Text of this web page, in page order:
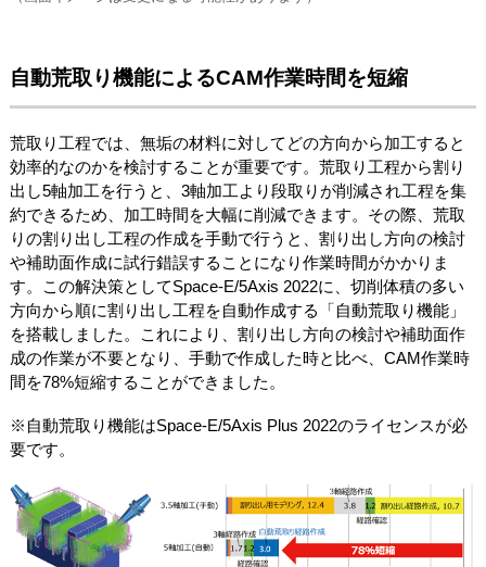
自動荒取り機能によるCAM作業時間を短縮
荒取り工程では、無垢の材料に対してどの方向から加工すると
効率的なのかを検討することが重要です。荒取り工程から割り
出し5軸加工を行うと、3軸加工より段取りが削減され工程を集
約できるため、加工時間を大幅に削減できます。その際、荒取
りの割り出し工程の作成を手動で行うと、割り出し方向の検討
や補助面作成に試行錯誤することになり作業時間がかかりま
す。この解決策としてSpace-E/5Axis 2022に、切削体積の多い
方向から順に割り出し工程を自動作成する「自動荒取り機能」
を搭載しました。これにより、割り出し方向の検討や補助面作
成の作業が不要となり、手動で作成した時と比べ、CAM作業時
間を78%短縮することができました。
※自動荒取り機能はSpace-E/5Axis Plus 2022のライセンスが必
要です。